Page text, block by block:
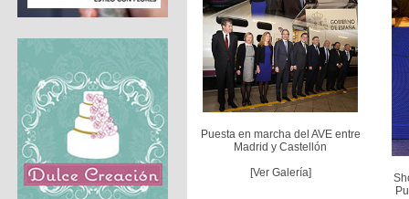
Puesta en marcha del AVE entre
Madrid y Castellón
[Ver Galería]